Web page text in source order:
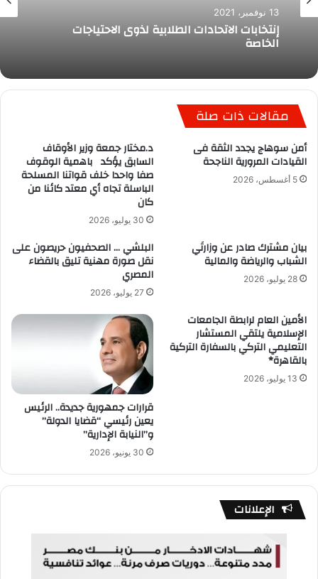
13 نوفمبر، 2021
إنتخابات الاتحادات الطلابية لذوى الاحتياجات
الخاصة
مقالات ذات صلة
أمن سوهاج يجدد الثقة فى
القيادات المرورية الناجحة
5 أغسطس، 2026
د.مختار جمعة وزير الأوقاف
السابق يؤكد باهمية الوقوف
صفا واحدا خلف قواتنا المسلحة
الباسلة تجاه أي معتد كائنا من
كان
30 يوليو، 2026
بيان مشترك صادر عن وزارتَي
الشباب والرياضة والمالية
28 يوليو، 2026
البلشي … الصحفيون حريصون على
نقل صورة مهنية تليق بالقضاء
المصري
27 يوليو، 2026
الأمين العام لرابطة الجامعات
الإسلامية يلتقي المستشار
التعليمي التركي بالسفارة التركية
بالقاهرة*
13 يوليو، 2026
قرارات جمهورية جديدة.. الرئيس
يعين رئيسي “قضايا الدولة”
و”النيابة الإدارية”
30 يونيو، 2026
الإعلانات